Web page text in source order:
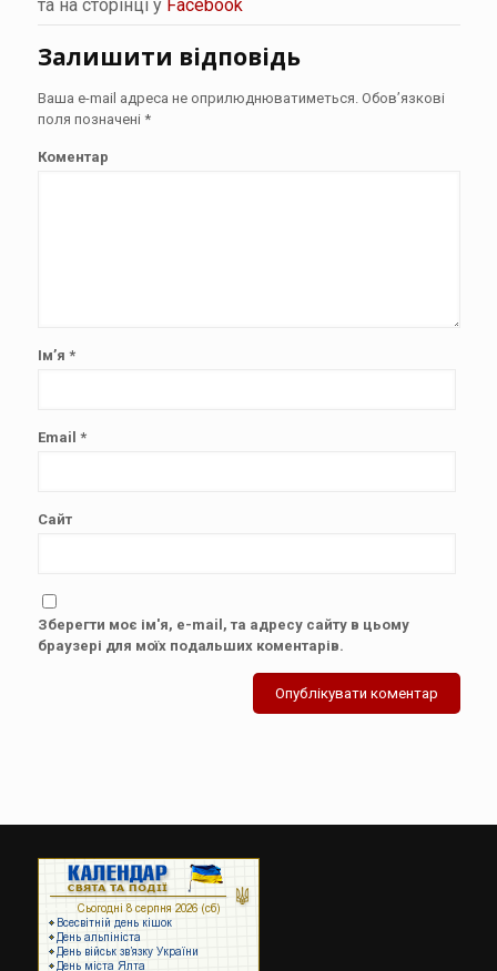
та на сторінці у Facebook
Залишити відповідь
Ваша e-mail адреса не оприлюднюватиметься. Обов’язкові
поля позначені *
Коментар
Ім’я *
Email *
Сайт
Зберегти моє ім'я, e-mail, та адресу сайту в цьому
браузері для моїх подальших коментарів.